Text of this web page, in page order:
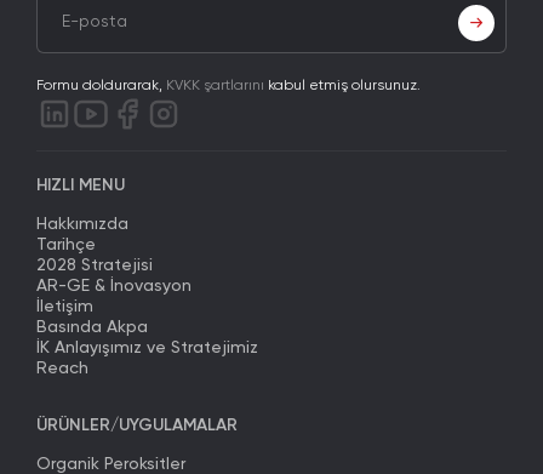
Formu doldurarak, KVKK şartlarını kabul etmiş olursunuz.
HIZLI MENU
Hakkımızda
Tarihçe
2028 Stratejisi
AR-GE & İnovasyon
İletişim
Basında Akpa
İK Anlayışımız ve Stratejimiz
Reach
ÜRÜNLER/UYGULAMALAR
Organik Peroksitler